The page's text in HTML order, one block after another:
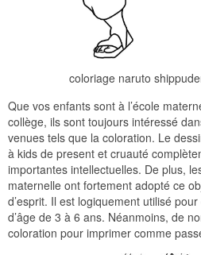
coloriage naruto
Que vos enfants sont à l’école
collège, ils sont toujours intéressé
venues tels que la coloration. Le
à kids de present et cruauté
importantes intellectuelles. De plus,
maternelle ont fortement adopté ce
d’esprit. Il est logiquement utilisé
d’âge de 3 à 6 ans. Néanmoins, de
coloration pour imprimer comme